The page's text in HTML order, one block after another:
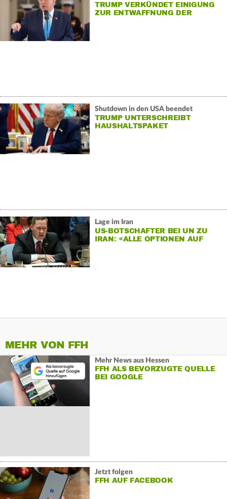
TRUMP VERKÜNDET EINIGUNG
ZUR ENTWAFFNUNG DER
Shutdown in den USA beendet
TRUMP UNTERSCHREIBT
HAUSHALTSPAKET
Lage im Iran
US-BOTSCHAFTER BEI UN ZU
IRAN: «ALLE OPTIONEN AUF
MEHR VON FFH
Mehr News aus Hessen
FFH ALS BEVORZUGTE QUELLE
BEI GOOGLE
Jetzt folgen
FFH AUF FACEBOOK